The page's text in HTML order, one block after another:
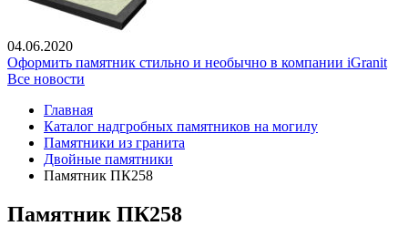
04.06.2020
Оформить памятник стильно и необычно в компании iGranit
Все новости
Главная
Каталог надгробных памятников на могилу
Памятники из гранита
Двойные памятники
Памятник ПК258
Памятник ПК258